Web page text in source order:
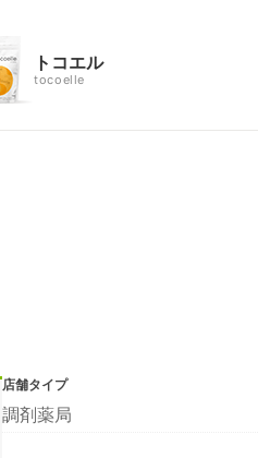
トコエル
tocoelle
店舗タイプ
調剤薬局